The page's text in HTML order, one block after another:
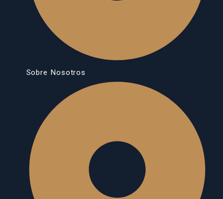
Sobre Nosotros